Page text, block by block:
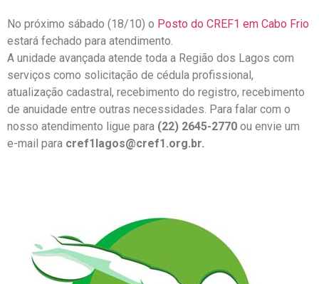
No próximo sábado (18/10) o Posto do CREF1 em Cabo Frio
estará fechado para atendimento.
A unidade avançada atende toda a Região dos Lagos com
serviços como solicitação de cédula profissional,
atualização cadastral, recebimento do registro, recebimento
de anuidade entre outras necessidades. Para falar com o
nosso atendimento ligue para (22) 2645-2770 ou envie um
e-mail para cref1lagos@cref1.org.br.